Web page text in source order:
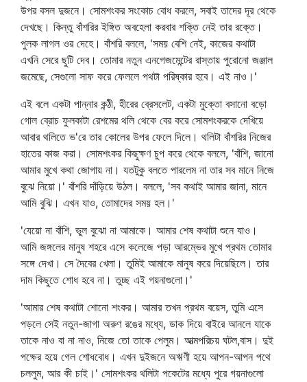
উপর বসল দুজনে। সোমশংকর সংকোচ বোধ করলে, সবাই তাদের দূর থেকে
দেখছে। কিন্তু বাঁশরির ইঙ্গিত অবহেলা করবার শক্তি নেই তার রক্তে।
পুলক লাগল ওর দেহে। বাঁশরি বললে, 'সময় বেশি নেই, কাজের কথাটা
এখনি সেরে ছুটি দেব। তোমার নতুন এনগেজমেন্টের রাস্তায় পুরোনো জঞ্জাল
জমেছে, সেগুলো সাফ করে ফেললে পথটা পরিষ্কার হবে। এই নাও।'
এই বলে একটা পান্নার কন্ঠী, হীরের ব্রেসলেট, একটা মুক্তো বসানো বড়ো
গোল ব্রোচ ফুলকাটা রেশমের থলি থেকে বের করে সোমশংকরকে দেখিয়ে
আবার থলিতে ভ'রে তার কোলের উপর ফেলে দিলে। থলিটা বাঁশরির নিজের
হাতের কাজ করা। সোমশংকর কিছুক্ষণ চুপ করে থেকে বললে, 'বাঁশি, জানো
আমার মুখে কথা জোগায় না। যতটুকু বলতে পারলেম না তার সব মানে নিজে
বুঝে নিয়ো।' বাঁশরি দাঁড়িয়ে উঠল। বললে, 'সব কথাই আমার জানা, মানে
আমি বুঝি। এখন যাও, তোমাদের সময় হল।'
'যেয়ো না বাঁশি, ভুল বুঝো না আমাকে। আমার শেষ কথাটা শুনে যাও।
আমি জঙ্গলের মানুষ শহরে এসে কলেজে পড়া আরম্ভের মুখে প্রথম তোমার
সঙ্গে দেখা। সে দৈবের খেলা। তুমিই আমাকে মানুষ করে দিয়েছিলে। তার
দাম কিছুতে শোধ হবে না। তুচ্ছ এই গয়নাগুলো।'
'আমার শেষ কথাটা শোনো শংকর। আমার তখন প্রথম বয়েস, তুমি এসে
পড়লে সেই নতুন-জাগা অরুণ রঙের মধ্যে, ডাক দিয়ে বাইরে আনলে যাকে
তাকে নাও বা না নাও, নিজে তো তাকে পেলুম। আত্মপরিচয় ঘটল,বাস। দুই
পক্ষের হয়ে গেল শোধবোধ। এখন দুইজনে অঋণী হয়ে আপন-আপন পথে
চললুম, আর কী চাই।' সোমশংকর থলিটা পকেটের মধ্যে পুরে গয়নাগুলো